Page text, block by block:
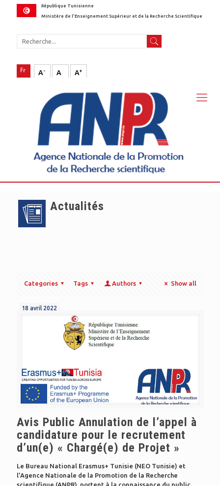
République Tunisienne
Ministère de l'Enseignement Supérieur et de la Recherche Scientifique
A- A A+
Actualités
Categories Tags Authors Show all
18 avril 2022
Avis Public Annulation de l’appel à
candidature pour le recrutement
d’un(e) « Chargé(e) de Projet »
Le Bureau National Erasmus+ Tunisie (NEO Tunisie) et
l’Agence Nationale de la Promotion de la Recherche
scientifique (ANPR), portent à la connaissance du public,